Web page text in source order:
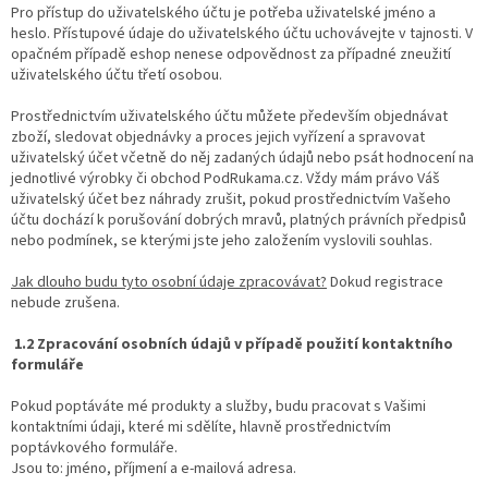
Pro přístup do uživatelského účtu je potřeba uživatelské jméno a
heslo. Přístupové údaje do uživatelského účtu uchovávejte v tajnosti. V
opačném případě eshop nenese odpovědnost za případné zneužití
uživatelského účtu třetí osobou.
Prostřednictvím uživatelského účtu můžete především objednávat
zboží, sledovat objednávky a proces jejich vyřízení a spravovat
uživatelský účet včetně do něj zadaných údajů nebo psát hodnocení na
jednotlivé výrobky či obchod PodRukama.cz. Vždy mám právo Váš
uživatelský účet bez náhrady zrušit, pokud prostřednictvím Vašeho
účtu dochází k porušování dobrých mravů, platných právních předpisů
nebo podmínek, se kterými jste jeho založením vyslovili souhlas.
Jak dlouho budu tyto osobní údaje zpracovávat? Dokud registrace
nebude zrušena.
1.2 Zpracování osobních údajů v případě použití kontaktního
formuláře
Pokud poptáváte mé produkty a služby, budu pracovat s Vašimi
kontaktními údaji, které mi sdělíte, hlavně prostřednictvím
poptávkového formuláře.
Jsou to: jméno, příjmení a e-mailová adresa.